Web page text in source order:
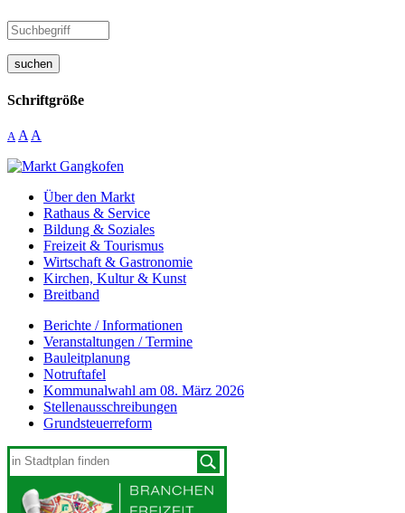
suchen
Schriftgröße
A A A
Über den Markt
Rathaus & Service
Bildung & Soziales
Freizeit & Tourismus
Wirtschaft & Gastronomie
Kirchen, Kultur & Kunst
Breitband
Berichte / Informationen
Veranstaltungen / Termine
Bauleitplanung
Notruftafel
Kommunalwahl am 08. März 2026
Stellenausschreibungen
Grundsteuerreform